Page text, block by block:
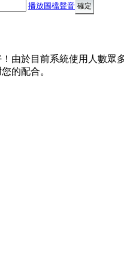
播放圖檔聲音
由於目前系統使用人數眾
的配合。